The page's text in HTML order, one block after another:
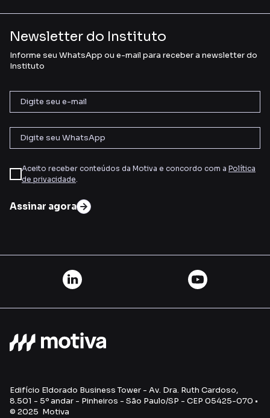
Newsletter do Instituto
Informe seu WhatsApp ou e-mail para receber a newsletter do
Instituto
Aceito receber conteúdos da Motiva e concordo com a Política
de privacidade.
Assinar agora
Edifício Eldorado Business Tower - Av. Dra. Ruth Cardoso,
8.501 - 5º andar - Pinheiros - São Paulo/SP - CEP 05425-070 •
© 2025 Motiva